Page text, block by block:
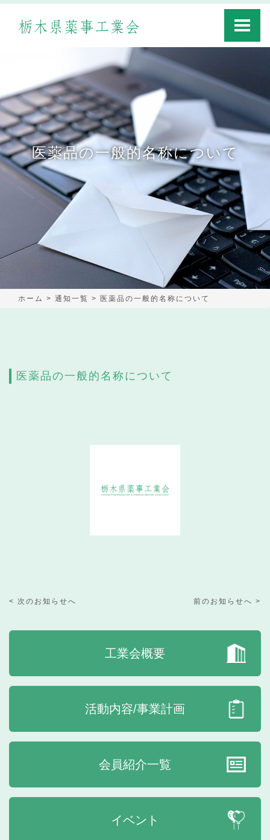
Toggle
医薬品の一般的名称について
ホーム > 通知一覧 > 医薬品の一般的名称について
医薬品の一般的名称について
< 次のお知らせへ 前のお知らせへ >
工業会概要
活動内容/事業計画
会員紹介一覧
イベント